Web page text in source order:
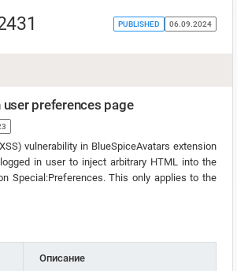
PUBLISHED 06.09.2024
user preferences page
vulnerability in BlueSpiceAvatars extension
in user to inject arbitrary HTML into the
Special:Preferences. This only applies to the
Описание